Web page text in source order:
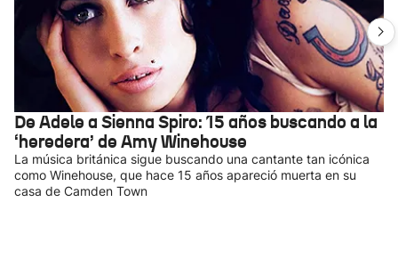
De Adele a Sienna Spiro: 15 años buscando a la
‘heredera’ de Amy Winehouse
La música británica sigue buscando una cantante tan icónica
como Winehouse, que hace 15 años apareció muerta en su
casa de Camden Town